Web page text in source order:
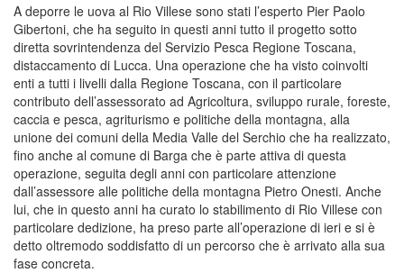
A deporre le uova al Rio Villese sono stati l’esperto Pier Paolo
Gibertoni, che ha seguito in questi anni tutto il progetto sotto
diretta sovrintendenza del Servizio Pesca Regione Toscana,
distaccamento di Lucca. Una operazione che ha visto coinvolti
enti a tutti i livelli dalla Regione Toscana, con il particolare
contributo dell’assessorato ad Agricoltura, sviluppo rurale, foreste,
caccia e pesca, agriturismo e politiche della montagna, alla
unione dei comuni della Media Valle del Serchio che ha realizzato,
fino anche al comune di Barga che è parte attiva di questa
operazione, seguita degli anni con particolare attenzione
dall’assessore alle politiche della montagna Pietro Onesti. Anche
lui, che in questo anni ha curato lo stabilimento di Rio Villese con
particolare dedizione, ha preso parte all’operazione di ieri e si è
detto oltremodo soddisfatto di un percorso che è arrivato alla sua
fase concreta.